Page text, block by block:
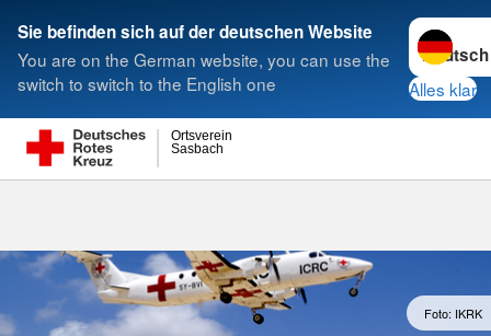
Sie befinden sich auf der deutschen Website
You are on the German website, you can use the
switch to switch to the English one
Sprache
Alles klar
Sasbach
Ortsverein
Suche
Foto: IKRK